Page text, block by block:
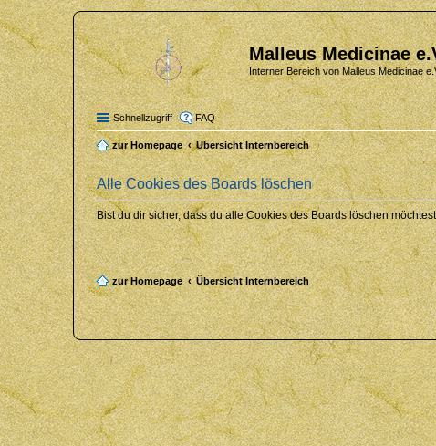
Malleus Medicinae
Interner Bereich von Malleus Medicinae
Schnellzugriff FAQ
zur Homepage Übersicht Internbereich
Alle Cookies des Boards löschen
Bist du dir sicher, dass du alle Cookies des Boards löschen
zur Homepage Übersicht Internbereich